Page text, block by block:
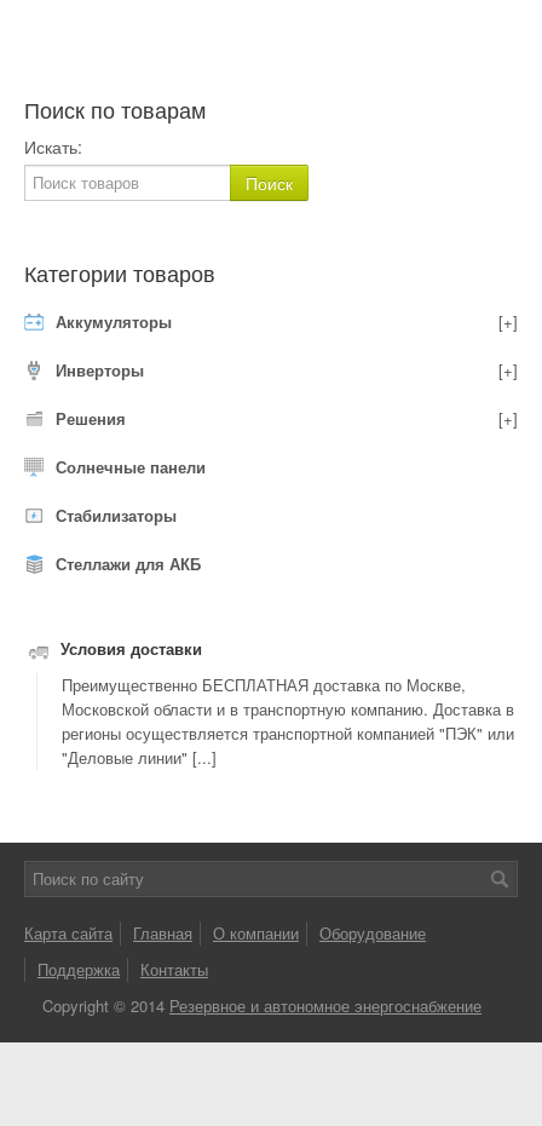
Поиск по товарам
Искать:
Категории товаров
Аккумуляторы [+]
Инверторы [+]
Решения [+]
Солнечные панели
Стабилизаторы
Стеллажи для АКБ
Условия доставки
Преимущественно БЕСПЛАТНАЯ доставка по Москве,
Московской области и в транспортную компанию. Доставка в
регионы осуществляется транспортной компанией "ПЭК" или
"Деловые линии" [...]
Карта сайта Главная О компании
Оборудование
Поддержка
Контакты
Copyright © 2014 Резервное и автономное энергоснабжение